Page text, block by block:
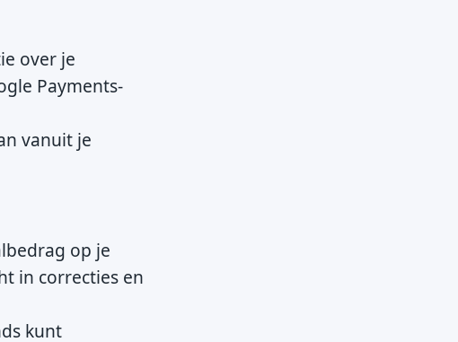
over je
Payments-
vanuit je
op je
in correcties en
kunt